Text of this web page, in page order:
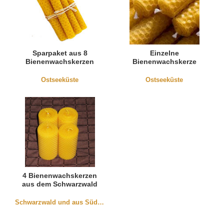
Sparpaket aus 8
Bienenwachskerzen
Ostseeküste
Einzelne
Bienenwachskerze
Ostseeküste
4 Bienenwachskerzen
aus dem Schwarzwald
Schwarzwald und aus Südbaden